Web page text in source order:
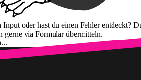
Input oder hast du einen Fehler entdeckt?
gerne via Formular übermitteln.